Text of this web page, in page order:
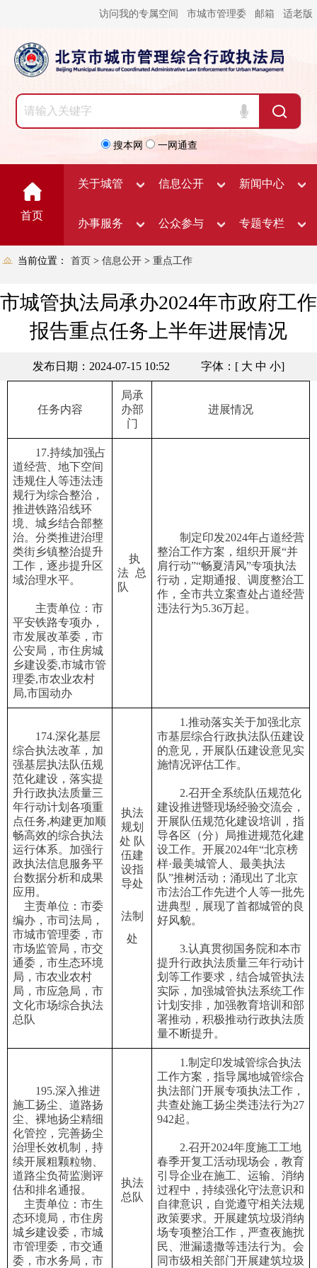
访问我的专属空间 市城市管理委 邮箱 适老版
搜本网 一网通查
首页
关于城管 信息公开 新闻中心
办事服务 公众参与 专题专栏
当前位置： 首页 > 信息公开 > 重点工作
市城管执法局承办2024年市政府工作
报告重点任务上半年进展情况
发布日期：2024-07-15 10:52 字体：[ 大 中 小]
任务内容
局承
办部
门
进展情况
17.持续加强占
道经营、地下空间
违规住人等违法违
规行为综合整治，
推进铁路沿线环
境、城乡结合部整
治。分类推进治理
类街乡镇整治提升
工作，逐步提升区
域治理水平。
主责单位：市
平安铁路专项办，
市发展改革委，市
公安局，市住房城
乡建设委,市城市管
理委,市农业农村
局,市国动办
执
法总
队
制定印发2024年占道经营
整治工作方案，组织开展“并
肩行动”“畅夏清风”专项执法
行动，定期通报、调度整治工
作，全市共立案查处占道经营
违法行为5.36万起。
174.深化基层
综合执法改革，加
强基层执法队伍规
范化建设，落实提
升行政执法质量三
年行动计划各项重
点任务,构建更加顺
畅高效的综合执法
运行体系。加强行
政执法信息服务平
台数据分析和成果
应用。
主责单位：市委
编办，市司法局，
市城市管理委，市
市场监管局，市交
通委，市生态环境
局，市农业农村
局，市应急局，市
文化市场综合执法
总队
执法
规划
处 队
伍建
设指
导处
法制
处
1.推动落实关于加强北京
市基层综合行政执法队伍建设
的意见，开展队伍建设意见实
施情况评估工作。
2.召开全系统队伍规范化
建设推进暨现场经验交流会，
开展队伍规范化建设培训，指
导各区（分）局推进规范化建
设工作。开展2024年“北京榜
样·最美城管人、最美执法
队”推树活动；涌现出了北京
市法治工作先进个人等一批先
进典型，展现了首都城管的良
好风貌。
3.认真贯彻国务院和本市
提升行政执法质量三年行动计
划等工作要求，结合城管执法
实际，加强城管执法系统工作
计划安排，加强教育培训和部
署推动，积极推动行政执法质
量不断提升。
195.深入推进
施工扬尘、道路扬
尘、裸地扬尘精细
化管控，完善扬尘
治理长效机制，持
续开展粗颗粒物、
道路尘负荷监测评
估和排名通报。
主责单位：市生
态环境局，市住房
城乡建设委，市城
市管理委，市交通
委，市水务局，市
执法
总队
1.制定印发城管综合执法
工作方案，指导属地城管综合
执法部门开展专项执法工作，
共查处施工扬尘类违法行为27
942起。
2.召开2024年度施工工地
春季开复工活动现场会，教育
引导企业在施工、运输、消纳
过程中，持续强化守法意识和
自律意识，自觉遵守相关法规
政策要求。开展建筑垃圾消纳
场专项整治工作，严查夜施扰
民、泄漏遗撒等违法行为。会
同市级相关部门开展建筑垃圾